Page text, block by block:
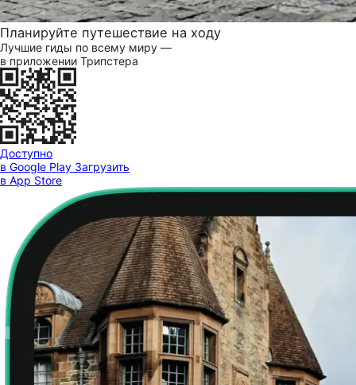
Планируйте путешествие на ходу
Лучшие гиды по всему миру —
в приложении Трипстера
Доступно
в Google Play Загрузить
в App Store